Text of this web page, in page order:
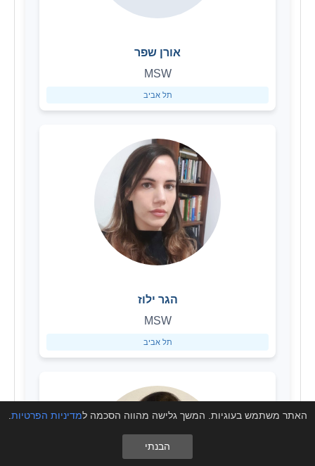
אורן שפר
MSW
תל אביב
הגר ילוז
MSW
תל אביב
האתר משתמש בעוגיות. המשך גלישה מהווה הסכמה למדיניות הפרטיות
הבנתי